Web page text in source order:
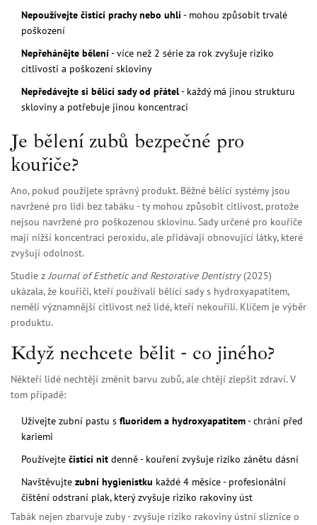
Nepoužívejte čisticí prachy nebo uhlí- mohou způsobit trvalé
poškození
Nepřehánějte bělení- více než 2 série za rok zvyšuje riziko
citlivosti a poškození skloviny
Nepředávejte si bělící sady od přátel- každý má jinou strukturu
skloviny a potřebuje jinou koncentraci
Je bělení zubů bezpečné pro
kouřiče?
Ano, pokud použijete správný produkt. Běžné bělící systémy jsou
navržené pro lidi bez tabáku - ty mohou způsobit citlivost, protože
nejsou navržené pro poškozenou sklovinu. Sady určené pro kouřiče
mají nižší koncentraci peroxidu, ale přidávají obnovující látky, které
zvyšují odolnost.
Studie zJournal of Esthetic and Restorative Dentistry(2025)
ukázala, že kouřiči, kteří používali bělící sady s hydroxyapatitem,
neměli významnější citlivost než lidé, kteří nekouřili. Klíčem je výběr
produktu.
Když nechcete bělit - co jiného?
Někteří lidé nechtějí změnit barvu zubů, ale chtějí zlepšit zdraví. V
tom případě:
Užívejte zubní pastu s fluoridem a hydroxyapatitem- chrání před
kariemi
Používejte čistící nit denně - kouření zvyšuje riziko zánětu dásní
Navštěvujte zubní hygienistku každé 4 měsíce - profesionální
čištění odstraní plak, který zvyšuje riziko rakoviny úst
Tabák nejen zbarvuje zuby - zvyšuje riziko rakoviny ústní sliznice o